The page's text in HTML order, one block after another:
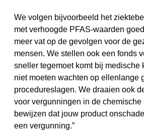
We volgen bijvoorbeeld het
met verhoogde PFAS-waarden
meer vat op de gevolgen voor de
mensen. We stellen ook een fonds
sneller tegemoet komt bij medische
niet moeten wachten op ellenlange
procedureslagen. We draaien ook
voor vergunningen in de chemische
bewijzen dat jouw product
een vergunning.”